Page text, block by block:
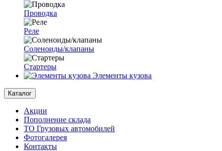
Проводка
Реле
Соленоиды/клапаны
Стартеры
Элементы кузова
Каталог
Акции
Пополнение склада
ТО Грузовых автомобилей
Фотогалерея
Контакты